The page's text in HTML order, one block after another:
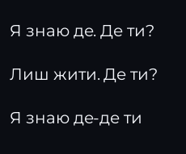
Я знаю де. Де ти?
Лиш жити. Де ти?
Я знаю де-де ти